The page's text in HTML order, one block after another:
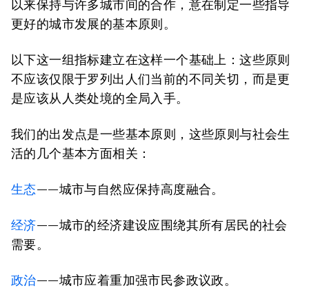
以来保持与许多城市间的合作，意在制定一些指导
更好的城市发展的基本原则。
以下这一组指标建立在这样一个基础上：这些原则
不应该仅限于罗列出人们当前的不同关切，而是更
是应该从人类处境的全局入手。
我们的出发点是一些基本原则，这些原则与社会生
活的几个基本方面相关：
生态——城市与自然应保持高度融合。
经济——城市的经济建设应围绕其所有居民的社会
需要。
政治——城市应着重加强市民参政议政。